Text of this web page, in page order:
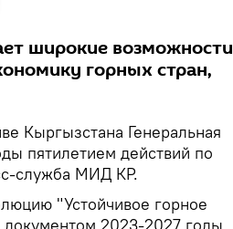
широкие возможности
горных стран,
Кыргызстана Генеральная
пятилетием действий по
служба МИД КР.
"Устойчивое горное